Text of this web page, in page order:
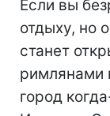
Если вы
отдыху, но
станет
римлянами
город